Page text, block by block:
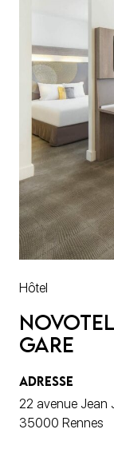
Hôtel
Novotel
Gare
ADRESSE
22 avenue Jean
35000 Rennes